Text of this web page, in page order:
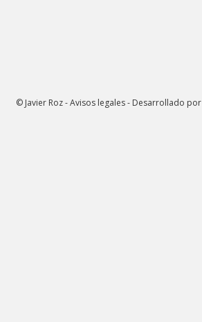
© Javier Roz - Avisos legales - Desarrollado por